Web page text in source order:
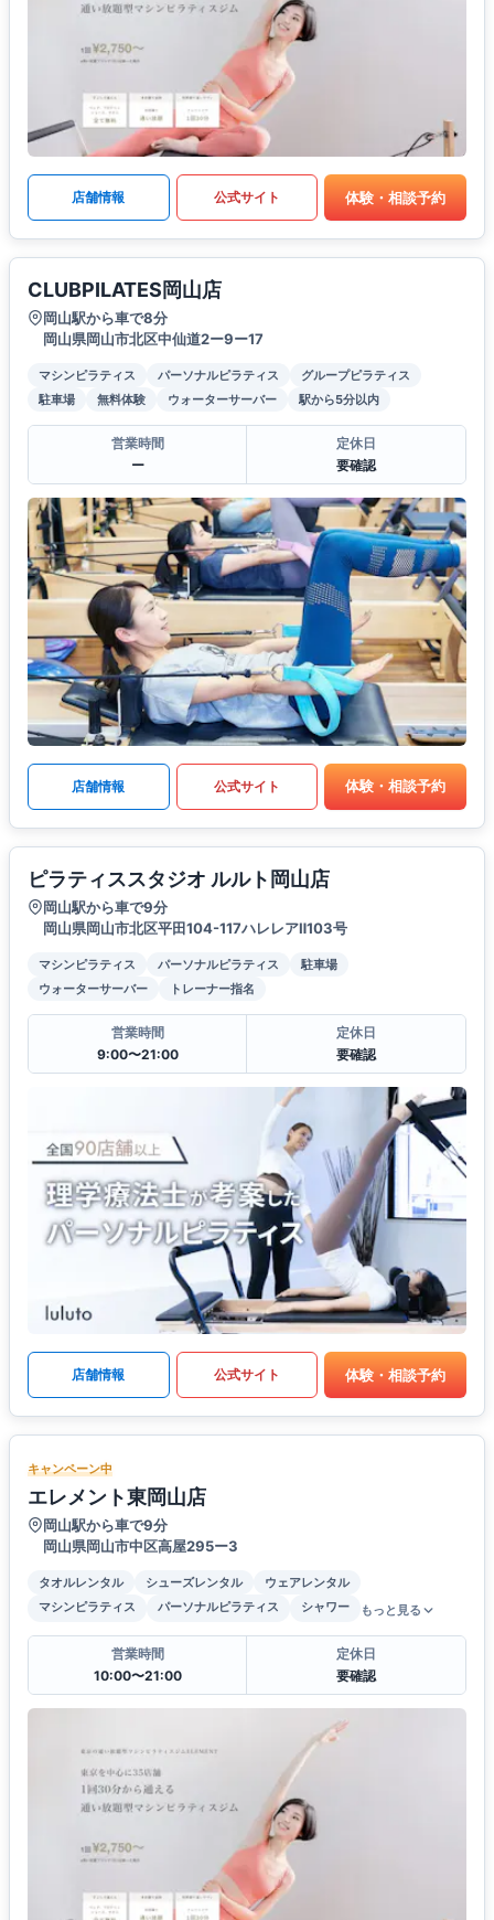
店舗情報 公式サイト 体験・相談予約
CLUBPILATES岡山店
岡山駅から車で8分
岡山県岡山市北区中仙道2ー9ー17
マシンピラティス パーソナルピラティス
グループピラティス
駐車場
無料体験 ウォーターサーバー 駅から5分以内
営業時間
ー
定休日
要確認
店舗情報 公式サイト 体験・相談予約
ピラティススタジオ ルルト岡山店
岡山駅から車で9分
岡山県岡山市北区平田104-117ハレレアⅡ103号
マシンピラティス パーソナルピラティス
駐車場
ウォーターサーバー
トレーナー指名
営業時間
9:00〜21:00
定休日
要確認
店舗情報 公式サイト 体験・相談予約
キャンペーン中
エレメント東岡山店
岡山駅から車で9分
岡山県岡山市中区高屋295ー3
タオルレンタル シューズレンタル
ウェアレンタル
マシンピラティス
パーソナルピラティス シャワー もっと見る
営業時間
10:00〜21:00
定休日
要確認